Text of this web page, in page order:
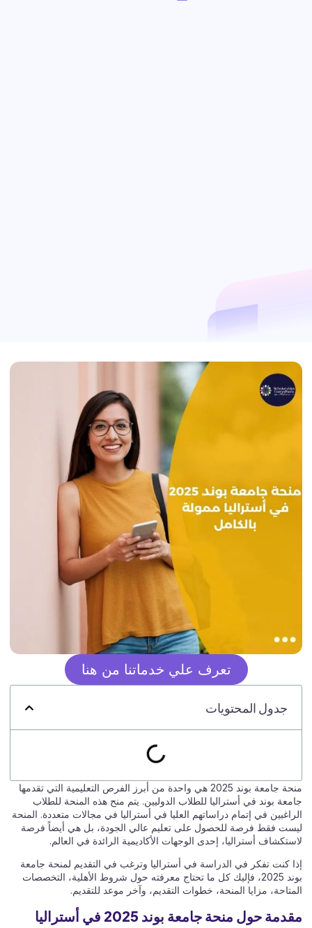
تعرف علي خدماتنا من هنا
جدول المحتويات
منحة جامعة بوند 2025 هي واحدة من أبرز الفرص التعليمية التي تقدمها
جامعة بوند في أستراليا للطلاب الدوليين. يتم منح هذه المنحة للطلاب
الراغبين في إتمام دراساتهم العليا في أستراليا في مجالات متعددة. المنحة
ليست فقط فرصة للحصول على تعليم عالي الجودة، بل هي أيضاً فرصة
لاستكشاف أستراليا، إحدى الوجهات الأكاديمية الرائدة في العالم.
إذا كنت تفكر في الدراسة في أستراليا وترغب في التقديم لمنحة جامعة
بوند 2025، فإليك كل ما تحتاج معرفته حول شروط الأهلية، التخصصات
المتاحة، مزايا المنحة، خطوات التقديم، وآخر موعد للتقديم.
مقدمة حول منحة جامعة بوند 2025 في أستراليا